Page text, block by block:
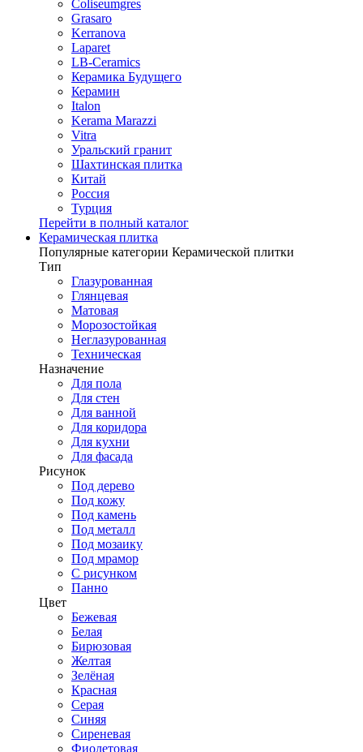
Coliseumgres
Grasaro
Kerranova
Laparet
LB-Ceramics
Керамика Будущего
Керамин
Italon
Kerama Marazzi
Vitra
Уральский гранит
Шахтинская плитка
Китай
Россия
Турция
Перейти в полный каталог
Керамическая плитка
Популярные категории Керамической плитки
Тип
Глазурованная
Глянцевая
Матовая
Морозостойкая
Неглазурованная
Техническая
Назначение
Для пола
Для стен
Для ванной
Для коридора
Для кухни
Для фасада
Рисунок
Под дерево
Под кожу
Под камень
Под металл
Под мозаику
Под мрамор
С рисунком
Панно
Цвет
Бежевая
Белая
Бирюзовая
Желтая
Зелёная
Красная
Серая
Синяя
Сиреневая
Фиолетовая